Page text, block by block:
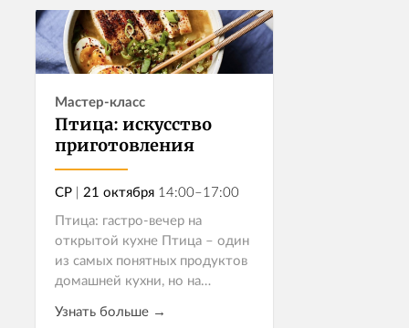
гастрономическое с...
Записаться
Мастер-класс
Птица: искусство
приготовления
СР | 21 октября 14:00–17:00
Птица: гастро-вечер на
открытой кухне Птица – один
из самых понятных продуктов
домашней кухни, но на
раскрывается по-новому:
Узнать больше →